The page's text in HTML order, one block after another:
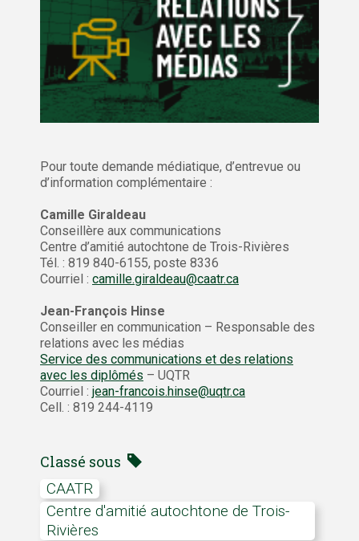
Pour toute demande médiatique, d’entrevue ou
d’information complémentaire :
Camille Giraldeau
Conseillère aux communications
Centre d’amitié autochtone de Trois-Rivières
Tél. : 819 840-6155, poste 8336
Courriel : camille.giraldeau@caatr.ca
Jean-François Hinse
Conseiller en communication – Responsable des
relations avec les médias
Service des communications et des relations
avec les diplômés – UQTR
Courriel : jean-francois.hinse@uqtr.ca
Cell. : 819 244-4119
Classé sous
CAATR
Centre d'amitié autochtone de Trois-
Rivières